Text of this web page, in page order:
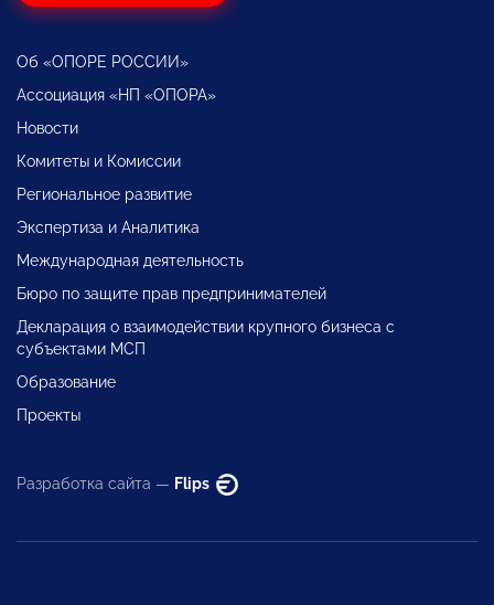
Об «ОПОРЕ РОССИИ»
Ассоциация «НП «ОПОРА»
Новости
Комитеты и Комиссии
Региональное развитие
Экспертиза и Аналитика
Международная деятельность
Бюро по защите прав предпринимателей
Декларация о взаимодействии крупного бизнеса с
субъектами МСП
Образование
Проекты
Разработка сайта — Flips